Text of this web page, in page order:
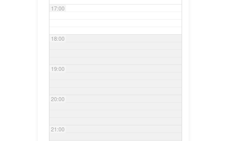
17:00
18:00
19:00
20:00
21:00